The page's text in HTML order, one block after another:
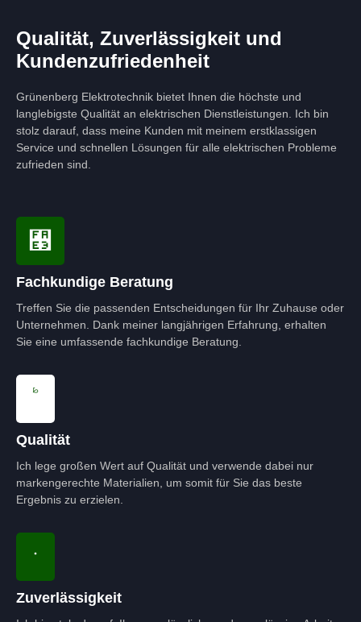
Qualität, Zuverlässigkeit und
Kundenzufriedenheit
Grünenberg Elektrotechnik bietet Ihnen die höchste und
langlebigste Qualität an elektrischen Dienstleistungen. Ich bin
stolz darauf, dass meine Kunden mit meinem erstklassigen
Service und schnellen Lösungen für alle elektrischen Probleme
zufrieden sind.
Fachkundige Beratung
Treffen Sie die passenden Entscheidungen für Ihr Zuhause oder
Unternehmen. Dank meiner langjährigen Erfahrung, erhalten
Sie eine umfassende fachkundige Beratung.
Qualität
Ich lege großen Wert auf Qualität und verwende dabei nur
markengerechte Materialien, um somit für Sie das beste
Ergebnis zu erzielen.
Zuverlässigkeit